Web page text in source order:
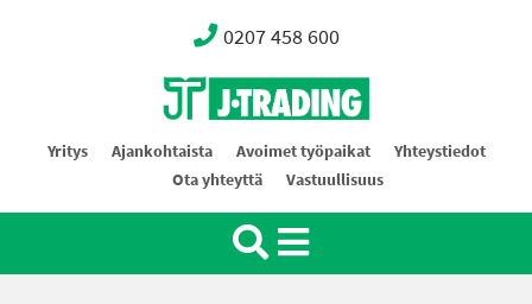
0207 458 600
Oy J-Trading Ab
Yritys Ajankohtaista Avoimet työpaikat
Yhteystiedot
Ota yhteyttä
Vastuullisuus